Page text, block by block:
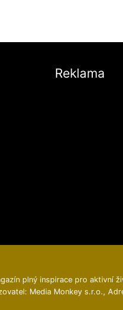
Reklama
plný inspirace pro aktivní
Media Monkey s.r.o.,